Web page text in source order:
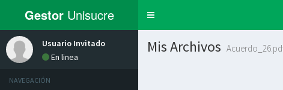
Gestor Unisucre
Toggle
Usuario Invitado
En linea
NAVEGACIÓN
Mis Archivos